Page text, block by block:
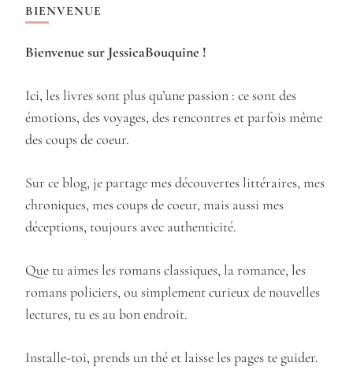
BIENVENUE
Bienvenue sur JessicaBouquine !
Ici, les livres sont plus qu’une passion : ce sont des
émotions, des voyages, des rencontres et parfois même
des coups de coeur.
Sur ce blog, je partage mes découvertes littéraires, mes
chroniques, mes coups de coeur, mais aussi mes
déceptions, toujours avec authenticité.
Que tu aimes les romans classiques, la romance, les
romans policiers, ou simplement curieux de nouvelles
lectures, tu es au bon endroit.
Installe-toi, prends un thé et laisse les pages te guider.